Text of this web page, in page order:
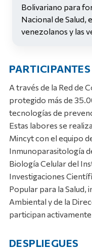
Bolivariano para
Nacional de Salud,
venezolanos y las
PARTICIPANTES
A través de la Red de
protegido más de
tecnologías de
Estas labores se
Mincyt con el equipo
Inmunoparasitología
Biología Celular del
Investigaciones
Popular para la Salud,
Ambiental y de la
participan
DESPLIEGUES